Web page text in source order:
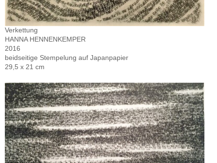
Verkettung
HANNA HENNENKEMPER
2016
beidseitige Stempelung auf Japanpapier
29,5 x 21 cm